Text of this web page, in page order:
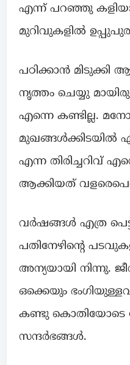
എന്ന് പറഞ്ഞു
മുറിവുകളിൽ
പഠിക്കാൻ മിടുക്കി
നൃത്തം ചെയ്യു
എന്നെ കണ്ടില്ല.
മുഖങ്ങൾക്കിടയിൽ
എന്ന തിരിച്ചറിവ്
ആക്കിയത്
വർഷങ്ങൾ എത്ര
പതിനേഴിന്റെ
അന്യയായി നിന്നു.
ഒക്കെയും
കണ്ടു കൊതിയോടെ
സന്ദർഭങ്ങൾ.